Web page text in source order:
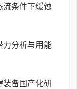
流条件下缓蚀
力分析与用能
装备国产化研